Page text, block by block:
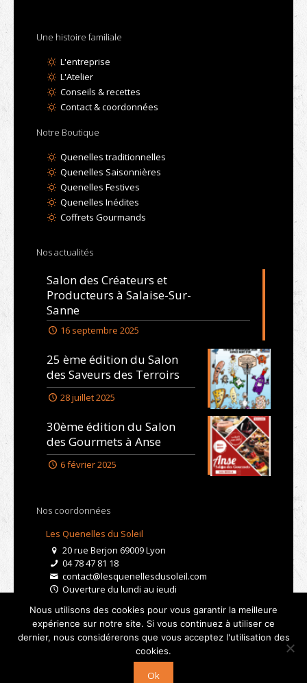
Une histoire familiale
L'entreprise
L'Atelier
Conseils & recettes
Contact & coordonnées
Notre Boutique
Quenelles traditionnelles
Quenelles Saisonnières
Quenelles Festives
Quenelles Inédites
Coffrets Gourmands
Nos actualités
Salon des Créateurs et
Producteurs à Salaise-Sur-
Sanne
16 septembre 2025
25 ème édition du Salon
des Saveurs des Terroirs
28 juillet 2025
30ème édition du Salon
des Gourmets à Anse
6 février 2025
Nos coordonnées
Les Quenelles du Soleil
20 rue Berjon 69009 Lyon
04 78 47 81 18
contact@lesquenellesdusoleil.com
Ouverture du lundi au jeudi
Le vendredi de 9h à 12h
© 2019 Quenelles du Soleil - Tous droits réservés -
Licom Développement
|CGV
Nous utilisons des cookies pour vous garantir la meilleure
expérience sur notre site. Si vous continuez à utiliser ce
dernier, nous considérerons que vous acceptez l'utilisation des
cookies.
Ok